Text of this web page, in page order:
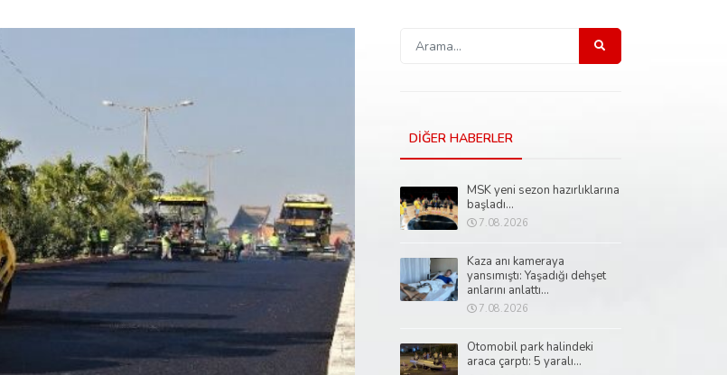
DİĞER HABERLER
MSK yeni sezon hazırlıklarına
başladı...
7.08.2026
Kaza anı kameraya
yansımıştı: Yaşadığı dehşet
anlarını anlattı...
7.08.2026
Otomobil park halindeki
araca çarptı: 5 yaralı...